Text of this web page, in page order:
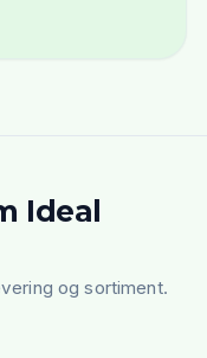
Ideal
og sortiment.